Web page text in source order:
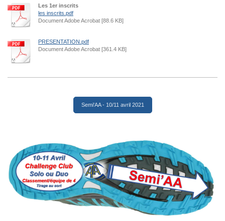
Les 1er inscrits
les inscrits.pdf
Document Adobe Acrobat [88.6 KB]
PRESENTATION.pdf
Document Adobe Acrobat [361.4 KB]
Semi'AA - 10/11 avril 2021